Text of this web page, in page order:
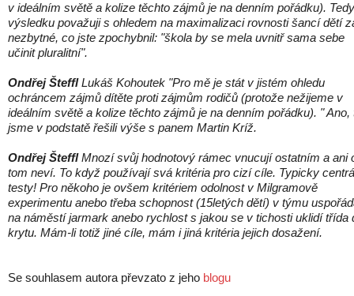
v ideálním světě a kolize těchto zájmů je na denním pořádku).
výsledku považuji s ohledem na maximalizaci rovnosti šancí dětí
nezbytné, co jste zpochybnil: "škola by se mela uvnitř sama sebe
učinit pluralitní".
Ondřej ŠtefflLukáš Kohoutek "Pro mě je stát v jistém ohledu
ochráncem zájmů dítěte proti zájmům rodičů (protože nežijeme v
ideálním světě a kolize těchto zájmů je na denním pořádku). " Ano,
jsme v podstatě řešili výše s panem Martin Kríž.
Ondřej ŠtefflMnozí svůj hodnotový rámec vnucují ostatním a ani
tom neví. To když používají svá kritéria pro cizí cíle. Typicky
testy! Pro někoho je ovšem kritériem odolnost v Milgramově
experimentu anebo třeba schopnost (15letých dětí) v týmu
na náměstí jarmark anebo rychlost s jakou se v tichosti uklidí třída
krytu. Mám-li totiž jiné cíle, mám i jiná kritéria jejich dosažení.
Se souhlasem autora převzato z jeho blogu